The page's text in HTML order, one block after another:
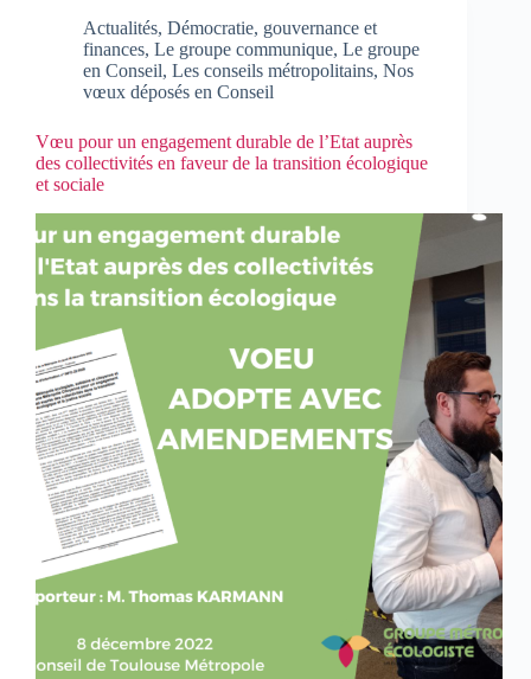
Actualités, Démocratie, gouvernance et
finances, Le groupe communique, Le groupe
en Conseil, Les conseils métropolitains, Nos
vœux déposés en Conseil
Vœu pour un engagement durable de l’Etat auprès
des collectivités en faveur de la transition écologique
et sociale